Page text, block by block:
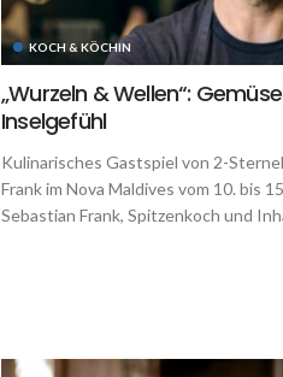
KOCH & KÖCHIN
„Wurzeln & Wellen“:
Inselgefühl
Kulinarisches Gastspiel von 2-
Frank im Nova Maldives vom 10. bis
Sebastian Frank, Spitzenkoch und